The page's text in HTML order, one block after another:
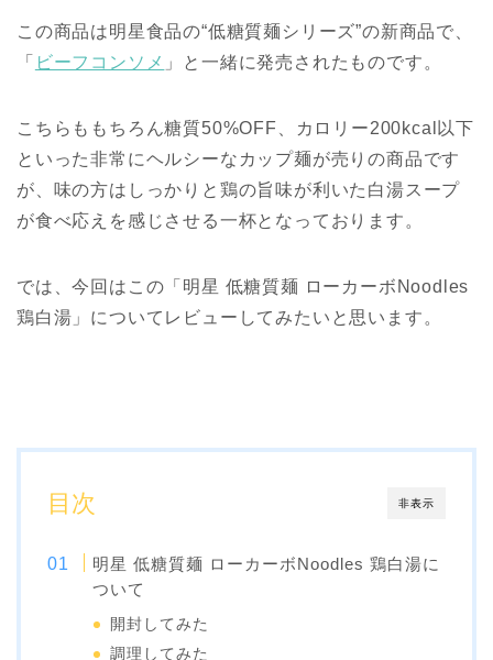
この商品は明星食品の“低糖質麺シリーズ”の新商品で、
「 ビーフコンソメ 」と一緒に発売されたものです。
こちらももちろん糖質50%OFF、カロリー200kcal以下
といった非常にヘルシーなカップ麺が売りの商品です
が、味の方はしっかりと鶏の旨味が利いた白湯スープ
が食べ応えを感じさせる一杯となっております。
では、今回はこの「明星 低糖質麺 ローカーボNoodles
鶏白湯」についてレビューしてみたいと思います。
非表示
目次
明星 低糖質麺 ローカーボNoodles 鶏白湯に
ついて
開封してみた
調理してみた